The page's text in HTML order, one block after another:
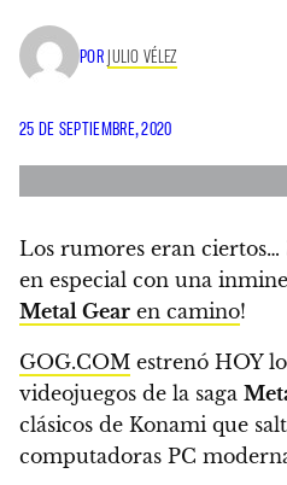
POR JULIO VÉLEZ
25 DE SEPTIEMBRE, 2020
Los rumores eran ciertos…
en especial con una
Metal Gear en camino!
GOG.COM estrenó HOY
videojuegos de la saga
clásicos de Konami que
computadoras PC